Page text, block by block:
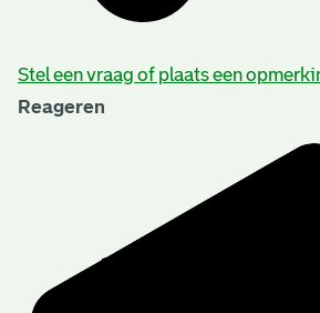
Stel een vraag of plaats een
Reageren